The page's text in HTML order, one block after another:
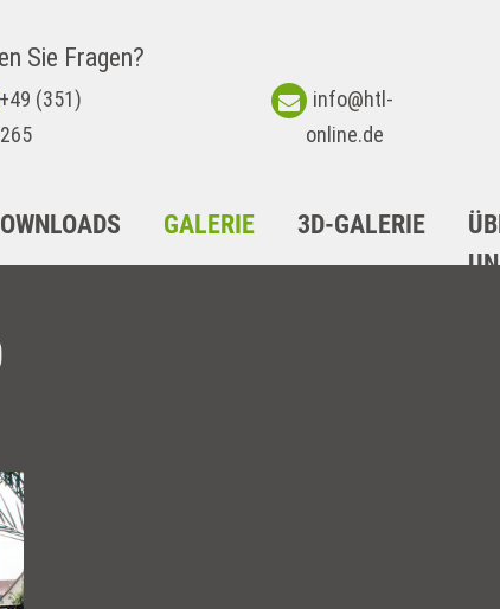
Sie Fragen?
+49 (351)
info@htl-
online.de
GALERIE 3D-GALERIE